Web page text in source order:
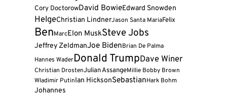
Cory DoctorowDavid BowieEdward Snowden
HelgeChristian LindnerJason Santa MariaFelix
BenMarcElon MuskSteve Jobs
Jeffrey ZeldmanJoe BidenBrian De Palma
Hannes WaderDonald TrumpDave Winer
Christian DrostenJulian AssangeMillie Bobby Brown
Wladimir PutinIan HicksonSebastianHark Bohm
Johannes